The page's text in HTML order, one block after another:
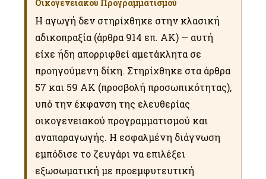
Οικογενειακού Προγραμματισμού
Η αγωγή δεν στηρίχθηκε στην κλασική
αδικοπραξία (άρθρα 914 επ. ΑΚ) — αυτή
είχε ήδη απορριφθεί αμετάκλητα σε
προηγούμενη δίκη. Στηρίχθηκε στα άρθρα
57 και 59 ΑΚ (προσβολή προσωπικότητας),
υπό την έκφανση της ελευθερίας
οικογενειακού προγραμματισμού και
αναπαραγωγής. Η εσφαλμένη διάγνωση
εμπόδισε το ζευγάρι να επιλέξει
εξωσωματική με προεμφυτευτική